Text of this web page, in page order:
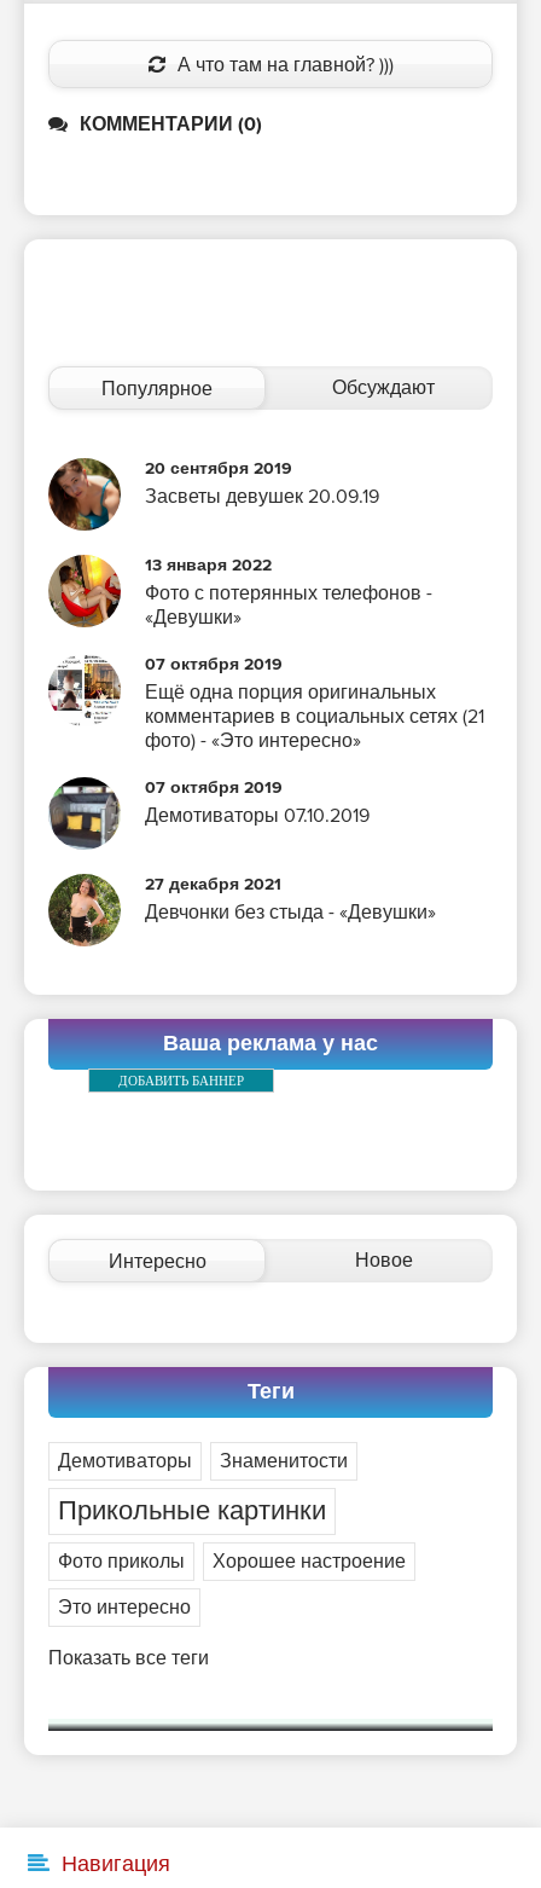
А что там на главной? )))
КОММЕНТАРИИ (0)
Популярное Обсуждают
20 сентября 2019
Засветы девушек 20.09.19
13 января 2022
Фото с потерянных телефонов -
«Девушки»
07 октября 2019
Ещё одна порция оригинальных
комментариев в социальных сетях (21
фото) - «Это интересно»
07 октября 2019
Демотиваторы 07.10.2019
27 декабря 2021
Девчонки без стыда - «Девушки»
Ваша реклама у нас
ДОБАВИТЬ БАННЕР
Интересно Новое
Теги
Демотиваторы Знаменитости
Прикольные картинки
Фото приколы
Хорошее настроение
Это интересно
Показать все теги
Навигация